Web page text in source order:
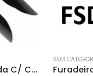
Furadeira S/ Impacto Reversivel Fsd450 3/8 220v Dwt
SEM